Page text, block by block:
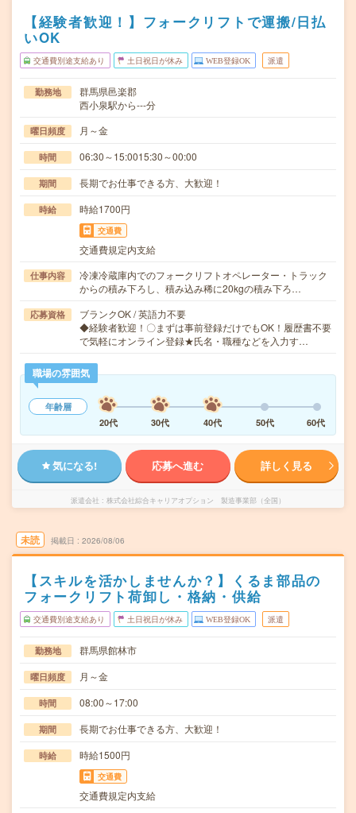
【経験者歓迎！】フォークリフトで運搬/日払
いOK
交通費別途支給あり 土日祝日が休み WEB登録OK 派遣
勤務地
群馬県邑楽郡
西小泉駅から---分
曜日頻度 月～金
時間 06:30～15:0015:30～00:00
期間 長期でお仕事できる方、大歓迎！
時給 時給1700円
交通費
交通費規定内支給
仕事内容
冷凍冷蔵庫内でのフォークリフトオペレーター・トラック
からの積み下ろし、積み込み稀に20kgの積み下ろ…
応募資格
ブランクOK / 英語力不要
◆経験者歓迎！〇まずは事前登録だけでもOK！履歴書不要
で気軽にオンライン登録★氏名・職種などを入力す…
職場の雰囲気
年齢層
20代
30代 40代 50代 60代
気になる! 応募へ進む 詳しく見る
派遣会社 株式会社綜合キャリアオプション 製造事業部（全国）
未読 掲載日 2026/08/06
【スキルを活かしませんか？】くるま部品の
フォークリフト荷卸し・格納・供給
交通費別途支給あり 土日祝日が休み WEB登録OK 派遣
勤務地 群馬県館林市
曜日頻度 月～金
時間 08:00～17:00
期間 長期でお仕事できる方、大歓迎！
時給 時給1500円
交通費
交通費規定内支給